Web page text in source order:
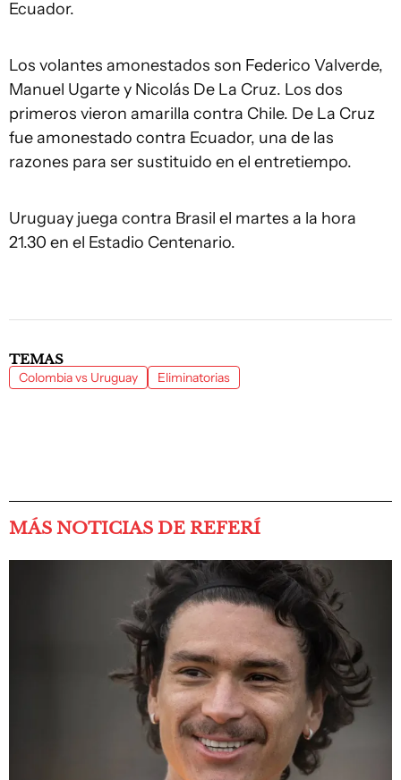
Ecuador.
Los volantes amonestados son Federico Valverde,
Manuel Ugarte y Nicolás De La Cruz. Los dos
primeros vieron amarilla contra Chile. De La Cruz
fue amonestado contra Ecuador, una de las
razones para ser sustituido en el entretiempo.
Uruguay juega contra Brasil el martes a la hora
21.30 en el Estadio Centenario.
TEMAS
Colombia vs Uruguay Eliminatorias
MÁS NOTICIAS DE REFERÍ